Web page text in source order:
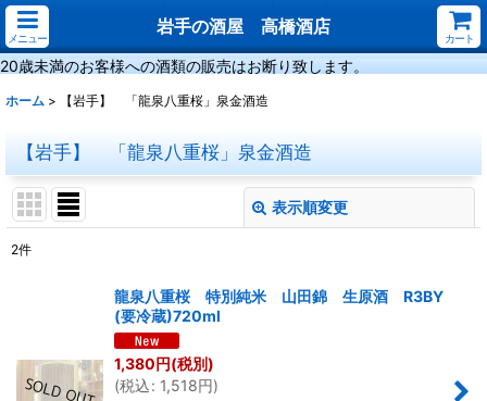
メニュー
岩手の酒屋 高橋酒店
カート
20歳未満のお客様への酒類の販売はお断り致します。
ホーム > 【岩手】 「龍泉八重桜」泉金酒造
【岩手】 「龍泉八重桜」泉金酒造
表示順変更
サブカテゴリ
2件
龍泉八重桜 特別純米 山田錦 生原酒 R3BY
(要冷蔵)720ml
1,380円(税別)
(税込: 1,518円)